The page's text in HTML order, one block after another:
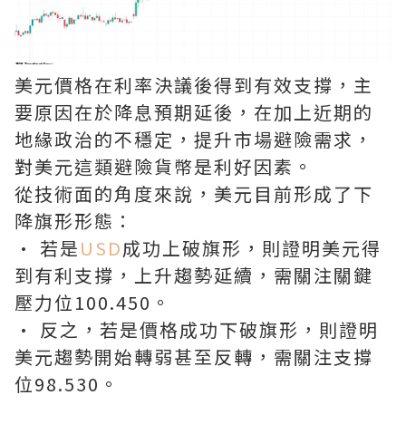
美元價格在利率決議後得到有效支撐，主
要原因在於降息預期延後，在加上近期的
地緣政治的不穩定，提升市場避險需求，
對美元這類避險貨幣是利好因素。
從技術面的角度來說，美元目前形成了下
降旗形形態：
• 若是USD成功上破旗形，則證明美元得
到有利支撐，上升趨勢延續，需關注關鍵
壓力位100.450。
• 反之，若是價格成功下破旗形，則證明
美元趨勢開始轉弱甚至反轉，需關注支撐
位98.530。